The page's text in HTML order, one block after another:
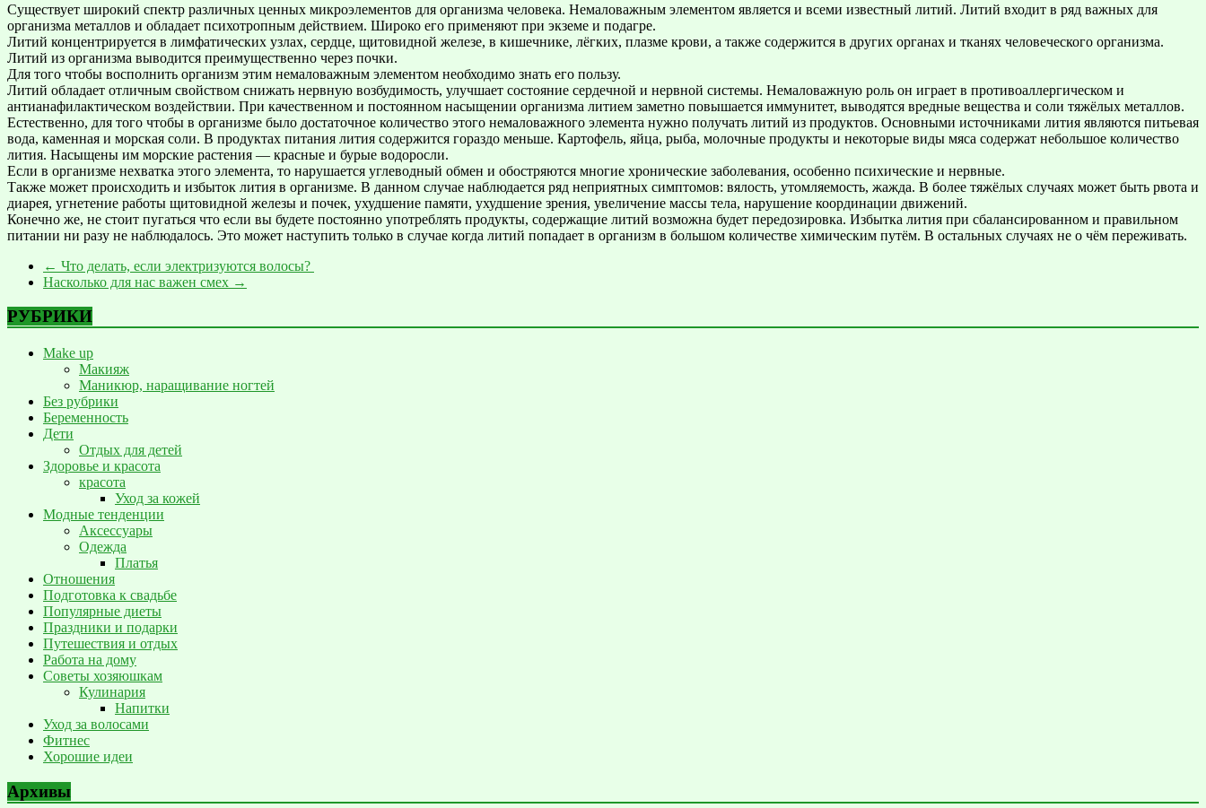
Существует широкий спектр различных ценных микроэлементов для организма человека. Немаловажным элементом является и всеми известный литий. Литий входит в ряд важных для
организма металлов и обладает психотропным действием. Широко его применяют при экземе и подагре.
Литий концентрируется в лимфатических узлах, сердце, щитовидной железе, в кишечнике, лёгких, плазме крови, а также содержится в других органах и тканях человеческого организма.
Литий из организма выводится преимущественно через почки.
Для того чтобы восполнить организм этим немаловажным элементом необходимо знать его пользу.
Литий обладает отличным свойством снижать нервную возбудимость, улучшает состояние сердечной и нервной системы. Немаловажную роль он играет в противоаллергическом и
антианафилактическом воздействии. При качественном и постоянном насыщении организма литием заметно повышается иммунитет, выводятся вредные вещества и соли тяжёлых металлов.
Естественно, для того чтобы в организме было достаточное количество этого немаловажного элемента нужно получать литий из продуктов. Основными источниками лития являются питьевая
вода, каменная и морская соли. В продуктах питания лития содержится гораздо меньше. Картофель, яйца, рыба, молочные продукты и некоторые виды мяса содержат небольшое количество
лития. Насыщены им морские растения — красные и бурые водоросли.
Если в организме нехватка этого элемента, то нарушается углеводный обмен и обостряются многие хронические заболевания, особенно психические и нервные.
Также может происходить и избыток лития в организме. В данном случае наблюдается ряд неприятных симптомов: вялость, утомляемость, жажда. В более тяжёлых случаях может быть рвота и
диарея, угнетение работы щитовидной железы и почек, ухудшение памяти, ухудшение зрения, увеличение массы тела, нарушение координации движений.
Конечно же, не стоит пугаться что если вы будете постоянно употреблять продукты, содержащие литий возможна будет передозировка. Избытка лития при сбалансированном и правильном
питании ни разу не наблюдалось. Это может наступить только в случае когда литий попадает в организм в большом количестве химическим путём. В остальных случаях не о чём переживать.
← Что делать, если электризуются волосы?
Насколько для нас важен смех →
РУБРИКИ
Make up
Макияж
Маникюр, наращивание ногтей
Без рубрики
Беременность
Дети
Отдых для детей
Здоровье и красота
красота
Уход за кожей
Модные тенденции
Аксессуары
Одежда
Платья
Отношения
Подготовка к свадьбе
Популярные диеты
Праздники и подарки
Путешествия и отдых
Работа на дому
Советы хозяюшкам
Кулинария
Напитки
Уход за волосами
Фитнес
Хорошие идеи
Архивы